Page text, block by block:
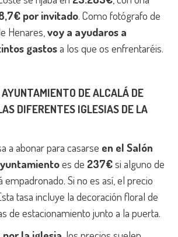
por invitado. Como fotógrafo de
Henares,voy a ayudaros a
gastosa los que os enfrentaréis.
DE ALCALÁ DE
DIFERENTES IGLESIAS DE LA
a abonar para casarse en el Salón
es de 237€si alguno de
empadronado. Si no es así, el precio
tasa incluye la decoración floral de
de estacionamiento junto a la puerta.